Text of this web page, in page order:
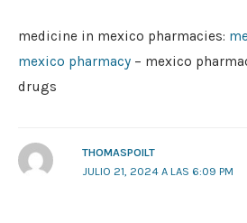
medicine in mexico pharmacies:
mexico pharmacy – mexico
drugs
THOMASPOILT
JULIO 21, 2024 A LAS 6:09 PM